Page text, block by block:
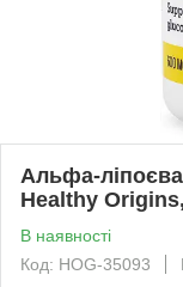
Альфа-
Healthy
В наявності
Код: HOG-35093